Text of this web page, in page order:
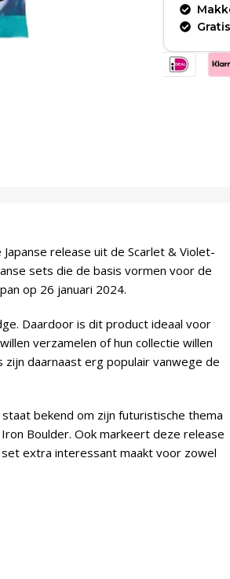
release uit de Scarlet & Violet-
sets die de basis vormen voor de
op 26 januari 2024.
Daardoor is dit product ideaal voor
verzamelen of hun collectie willen
daarnaast erg populair vanwege de
bekend om zijn futuristische thema
Boulder. Ook markeert deze release
set extra interessant maakt voor zowel